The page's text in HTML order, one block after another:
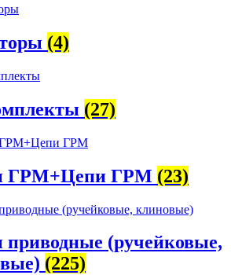
(4)
(27)
ГРМ+Цепи ГРМ (23)
приводные (ручейковые,
(225)